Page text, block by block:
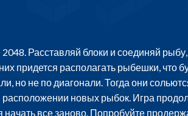
Расставляй блоки и соединяй
придется располагать рыбешки, что
но не по диагонали. Тогда они
новых рыбок. Игра
начать все заново. Попробуйте